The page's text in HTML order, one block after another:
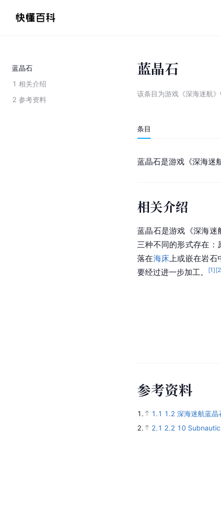
蓝晶石
1 相关介绍
2 参考资料
蓝晶石
该条目为游戏《深海迷航
条目
蓝晶石是游戏《深海迷
相关介绍
蓝晶石是游戏《深海迷
三种不同的形式存在
落在海床 上或嵌在岩
要经过进一步加工。
[1] [2
参考资料
1. 1.1 1.2 深海迷航蓝晶
2.
2.1 2.2 10